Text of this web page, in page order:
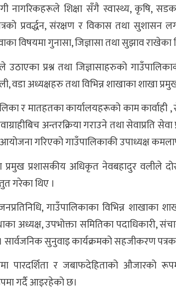
नागरिकहरूले शिक्षा सँगै स्वास्थ्य, कृषि,
प्रवर्द्धन, संरक्षण र विकास तथा सुशासन
विषयमा गुनासा, जिज्ञासा तथा सुझाव राखेका
प्रश्न तथा जिज्ञासाहरुको
वडा अध्यक्षहरु तथा विभिन्न शाखाका शाखा
र मातहतका कार्यालयहरूको काम कार्वाही
अन्तरक्रिया गराउने तथा सेवाप्रति
गरिएको गाउँपालिकाकी उपाध्यक्ष
प्रशासकीय अधिकृत नेवबहादुर वलीले
गरेका थिए ।
गाउँपालिकाका विभिन्न शाखाका
अध्यक्ष, उपभोक्ता समितिका पदाधिकारी,
सार्वजनिक सुनुवाइ कार्यक्रमको सहजीकरण
पारदर्शिता र जबाफदेहिताको औजारको
गर्दै आइरहेको छ।